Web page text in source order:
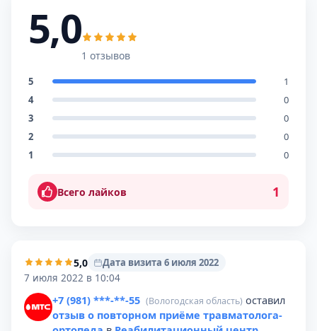
5,0
1 отзывов
5
1
4
0
3
0
2
0
1
0
Всего лайков 1
5,0
Дата визита 6 июля 2022
7 июля 2022 в 10:04
+7 (981) ***-**-55 (Вологодская область) оставил
отзыв о повторном приёме травматолога-